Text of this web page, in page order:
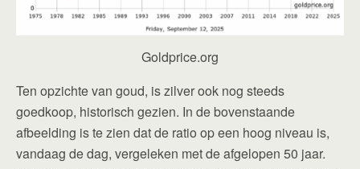
Goldprice.org
Ten opzichte van goud, is zilver ook nog steeds
goedkoop, historisch gezien. In de bovenstaande
afbeelding is te zien dat de ratio op een hoog niveau is,
vandaag de dag, vergeleken met de afgelopen 50 jaar.